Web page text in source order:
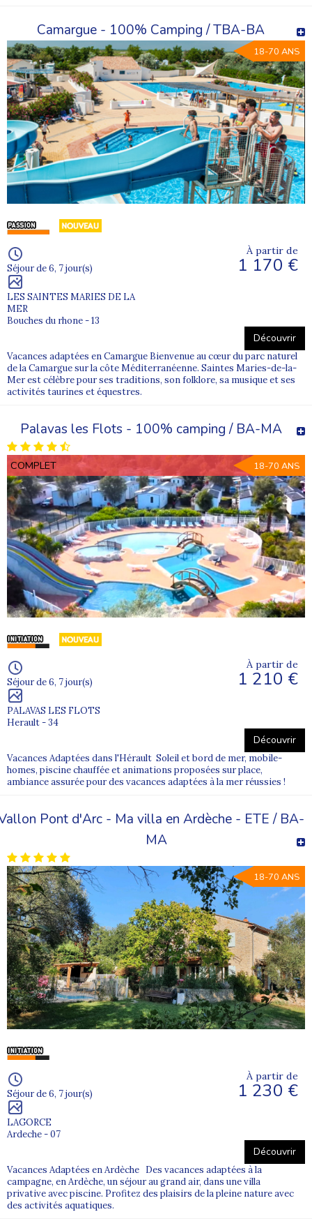
Camargue - 100% Camping / TBA-BA
18-70 ANS
Séjour de 6, 7 jour(s)
LES SAINTES MARIES DE LA
MER
Bouches du rhone - 13
À partir de
1 170 €
Découvrir
Vacances adaptées en Camargue Bienvenue au cœur du parc naturel
de la Camargue sur la côte Méditerranéenne. Saintes Maries-de-la-
Mer est célèbre pour ses traditions, son folklore, sa musique et ses
activités taurines et équestres.
Palavas les Flots - 100% camping / BA-MA
COMPLET 18-70 ANS
Séjour de 6, 7 jour(s)
PALAVAS LES FLOTS
Herault - 34
À partir de
1 210 €
Découvrir
Vacances Adaptées dans l'Hérault Soleil et bord de mer, mobile-
homes, piscine chauffée et animations proposées sur place,
ambiance assurée pour des vacances adaptées à la mer réussies !
Pont d'Arc - Ma villa en Ardèche - ETE / BA-
MA
18-70 ANS
Séjour de 6, 7 jour(s)
LAGORCE
Ardeche - 07
À partir de
1 230 €
Découvrir
Vacances Adaptées en Ardèche Des vacances adaptées à la
campagne, en Ardèche, un séjour au grand air, dans une villa
privative avec piscine. Profitez des plaisirs de la pleine nature avec
des activités aquatiques.